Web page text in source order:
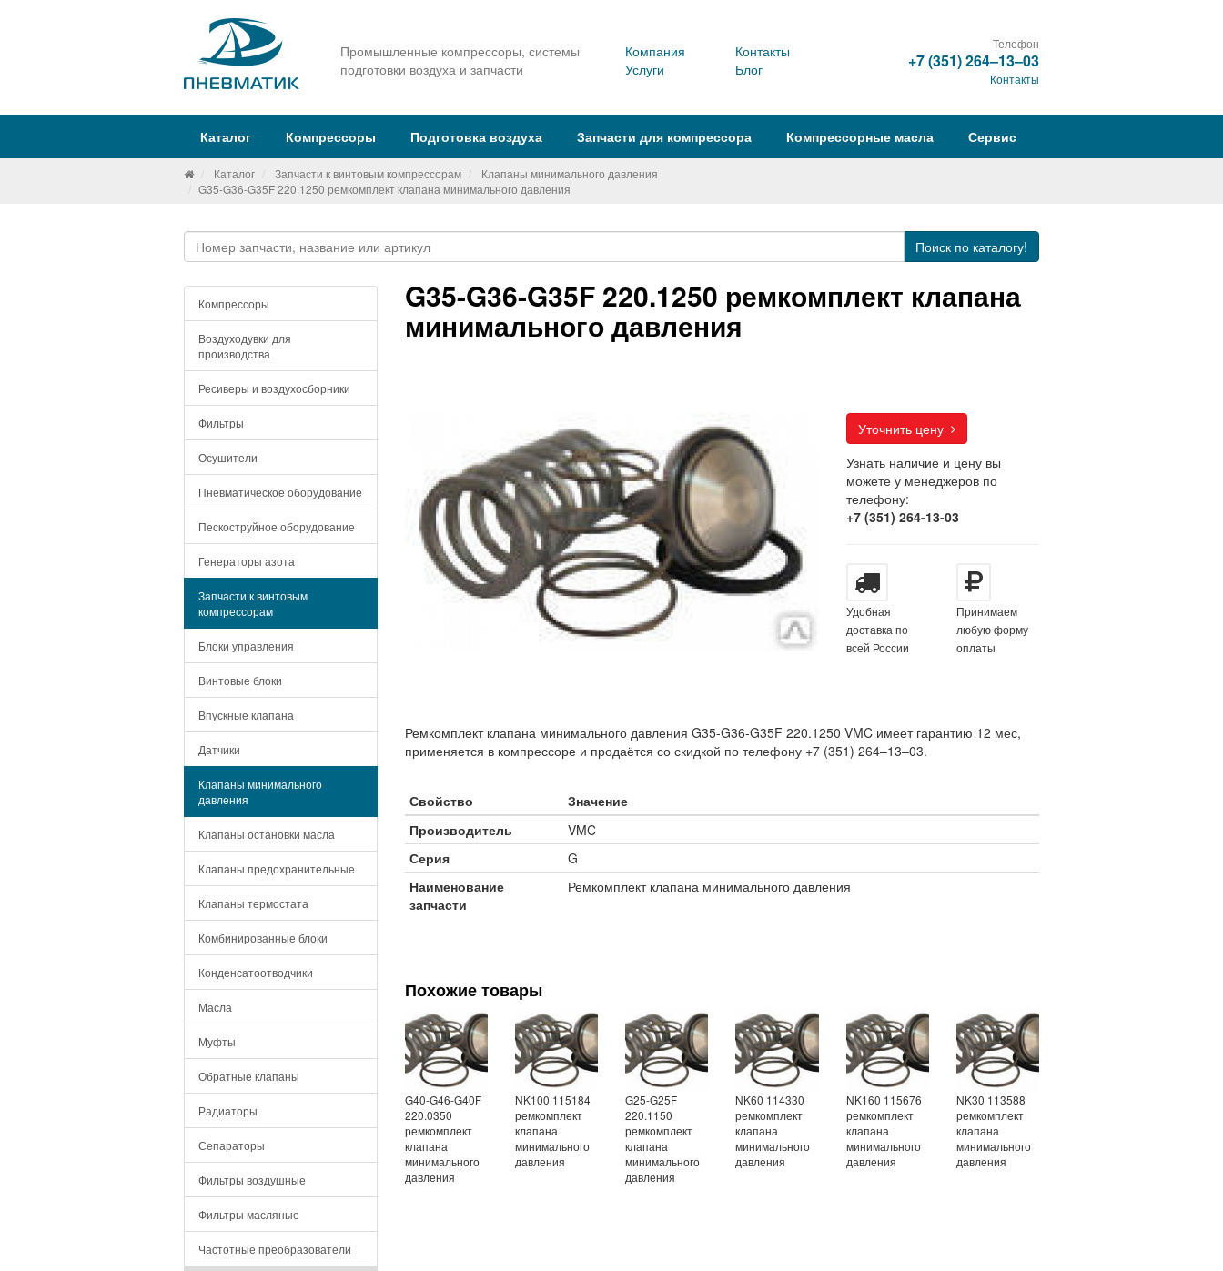
Промышленные компрессоры, системы
подготовки воздуха и запчасти
Компания
Услуги
Контакты
Блог
Телефон
+7 (351) 264‒13‒03
Контакты
Каталог Компрессоры Подготовка воздуха Запчасти для компрессора Компрессорные масла Сервис
Каталог Запчасти к винтовым компрессорам
Клапаны минимального давления
G35-G36-G35F 220.1250 ремкомплект клапана минимального давления
Поиск по каталогу!
Компрессоры
Воздуходувки для
производства
Ресиверы и воздухосборники
Фильтры
Осушители
Пневматическое оборудование
Пескоструйное оборудование
Генераторы азота
Запчасти к винтовым
компрессорам
Блоки управления
Винтовые блоки
Впускные клапана
Датчики
Клапаны минимального
давления
Клапаны остановки масла
Клапаны предохранительные
Клапаны термостата
Комбинированные блоки
Конденсатоотводчики
Масла
Муфты
Обратные клапаны
Радиаторы
Сепараторы
Фильтры воздушные
Фильтры масляные
Частотные преобразователи
G35-G36-G35F 220.1250 ремкомплект клапана
минимального давления
Уточнить цену
Узнать наличие и цену вы
можете у менеджеров по
телефону:
+7 (351) 264-13-03
Удобная
доставка по
всей России
Принимаем
любую форму
оплаты
Ремкомплект клапана минимального давления G35-G36-G35F 220.1250 VMC имеет гарантию 12 мес,
применяется в компрессоре и продаётся со скидкой по телефону +7 (351) 264‒13‒03.
Свойство
Значение
Производитель
VMC
Серия
G
Наименование
запчасти
Ремкомплект клапана минимального давления
Похожие товары
G40-G46-G40F
220.0350
ремкомплект
клапана
минимального
давления
NK100 115184
ремкомплект
клапана
минимального
давления
G25-G25F
220.1150
ремкомплект
клапана
минимального
давления
NK60 114330
ремкомплект
клапана
минимального
давления
NK160 115676
ремкомплект
клапана
минимального
давления
NK30 113588
ремкомплект
клапана
минимального
давления